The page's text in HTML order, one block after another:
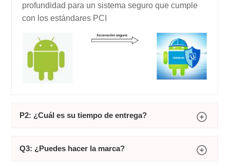
profundidad para un sistema seguro que cumple
con los estándares PCI
P2: ¿Cuál es su tiempo de entrega?
Q3: ¿Puedes hacer la marca?